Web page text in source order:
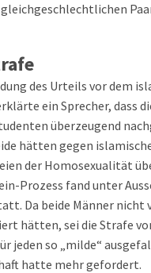
des Urteils vor dem
ein Sprecher, dass
überzeugend
hätten gegen
der Homosexualität
Prozess fand unter
Da beide Männer nicht
hätten, sei die Strafe
jeden so „milde“
hatte mehr gefordert.